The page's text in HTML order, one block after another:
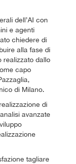
dell’AI con
e agenti
chiedere di
alla fase di
realizzato dallo
capo
di Milano.
di
avanzate
tagliare